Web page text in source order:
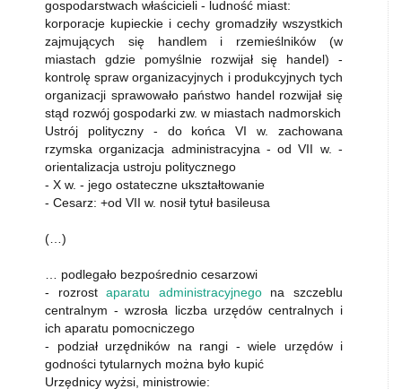
gospodarstwach właścicieli - ludność miast:
korporacje kupieckie i cechy gromadziły wszystkich
zajmujących się handlem i rzemieślników (w
miastach gdzie pomyślnie rozwijał się handel) -
kontrolę spraw organizacyjnych i produkcyjnych tych
organizacji sprawowało państwo handel rozwijał się
stąd rozwój gospodarki zw. w miastach nadmorskich
Ustrój polityczny - do końca VI w. zachowana
rzymska organizacja administracyjna - od VII w. -
orientalizacja ustroju politycznego
- X w. - jego ostateczne ukształtowanie
- Cesarz: +od VII w. nosił tytuł basileusa
(…)
… podlegało bezpośrednio cesarzowi
- rozrostaparatu administracyjnegona szczeblu
centralnym - wzrosła liczba urzędów centralnych i
ich aparatu pomocniczego
- podział urzędników na rangi - wiele urzędów i
godności tytularnych można było kupić
Urzędnicy wyżsi, ministrowie: